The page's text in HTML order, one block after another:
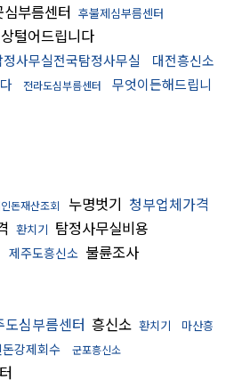
부름센터 후불제심부름센터
털어드립니다
정사무실전국탐정사무실 대전흥신소
전라도심부름센터
무엇이든해드립니
돈재산조회 누명벗기 청부업체가격
환치기 탐정사무실비용
제주도흥신소 불륜조사
도심부름센터 흥신소 환치기
마산흥
돈강제회수 군포흥신소